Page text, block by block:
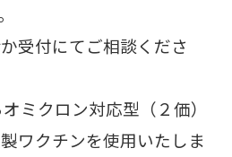
受付にてご相談くださ
ミクロン対応型（２価）
ワクチンを使用いたしま